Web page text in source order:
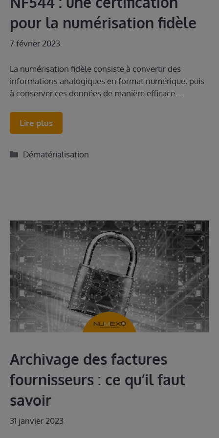
pour la numérisation fidèle
7 février 2023
La numérisation fidèle consiste à convertir des
informations analogiques en format numérique, puis
à conserver ces données de manière efficace …
Lire plus
Catégories
Dématérialisation
Archivage des factures
fournisseurs : ce qu’il faut
savoir
31 janvier 2023